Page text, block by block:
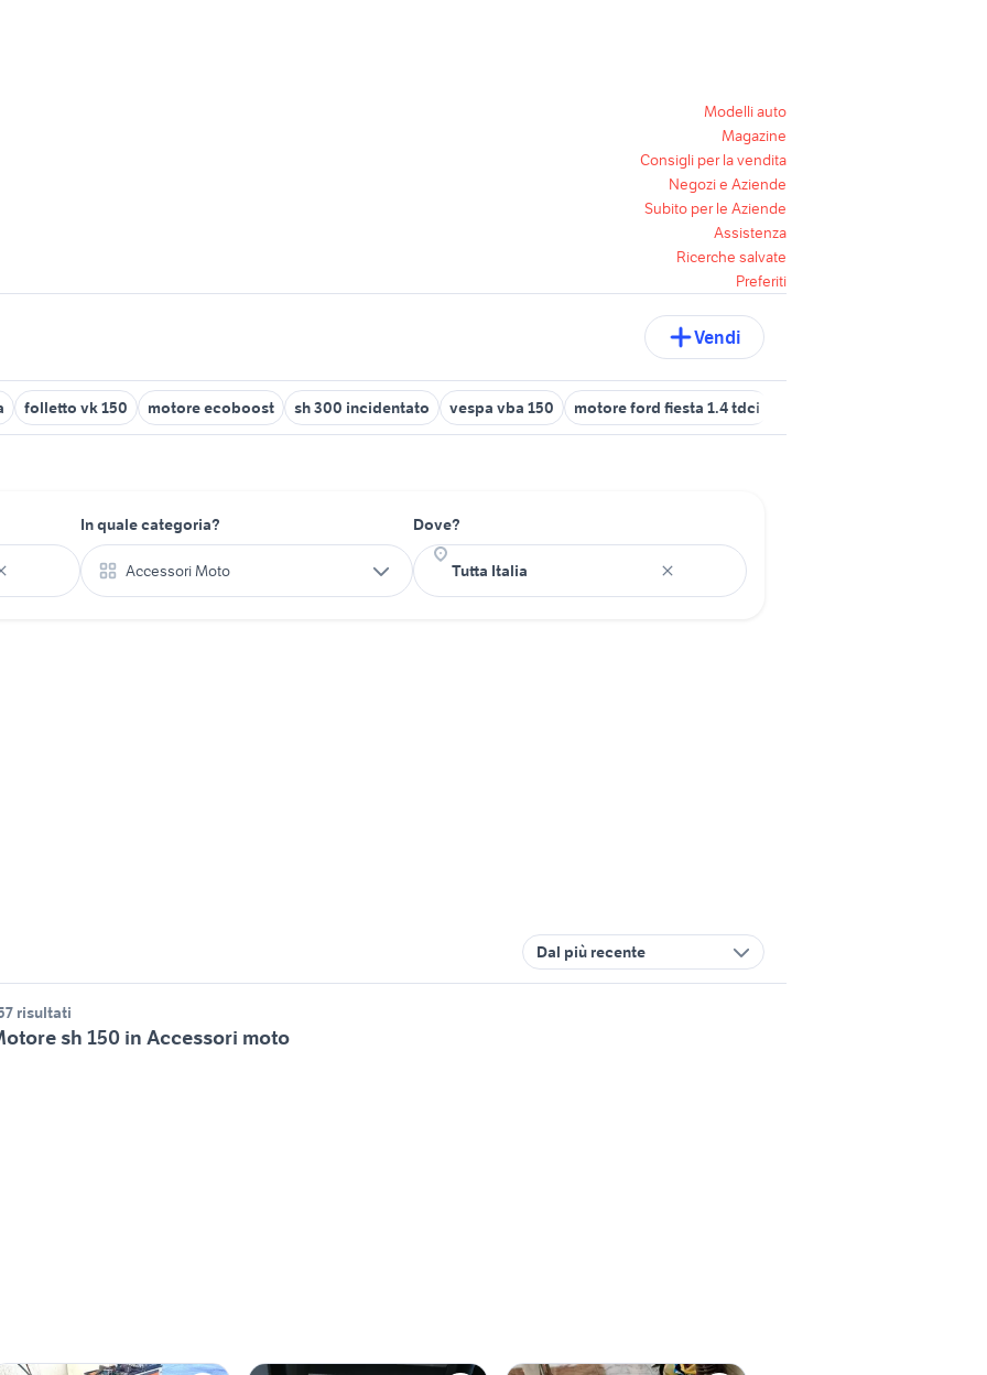
Modelli auto
Magazine
Consigli per la vendita
Negozi e Aziende
Subito per le Aziende
Assistenza
Ricerche salvate
Preferiti
Vendi
folletto vk 150 motore ecoboost sh 300 incidentato vespa vba 150 motore ford fiesta 1.4 tdci
In quale categoria?
Accessori Moto
Dove?
Dal più recente
risultati
sh 150 in Accessori moto